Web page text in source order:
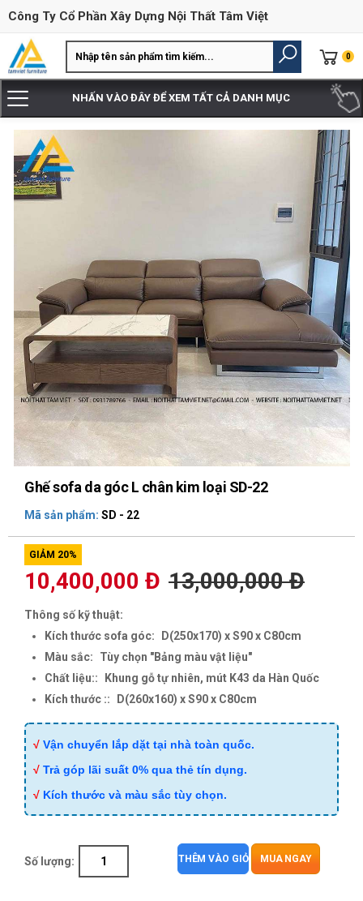
Công Ty Cổ Phần Xây Dựng Nội Thất Tâm Việt
0
NHẤN VÀO ĐÂY ĐỂ XEM TẤT CẢ DANH MỤC
Ghế sofa da góc L chân kim loại SD-22
Mã sản phẩm: SD - 22
GIẢM 20%
10,400,000 Đ 13,000,000 Đ
Thông số kỹ thuật:
Kích thước sofa góc:
D(250x170) x S90 x C80cm
Màu sắc:
Tùy chọn "Bảng màu vật liệu"
Chất liệu::
Khung gỗ tự nhiên, mút K43 da Hàn Quốc
Kích thước ::
D(260x160) x S90 x C80cm
√ Vận chuyển lắp dặt tại nhà toàn quốc.
√ Trả góp lãi suất 0% qua thẻ tín dụng.
√ Kích thước và màu sắc tùy chọn.
Số lượng: THÊM VÀO GIỎ MUA NGAY